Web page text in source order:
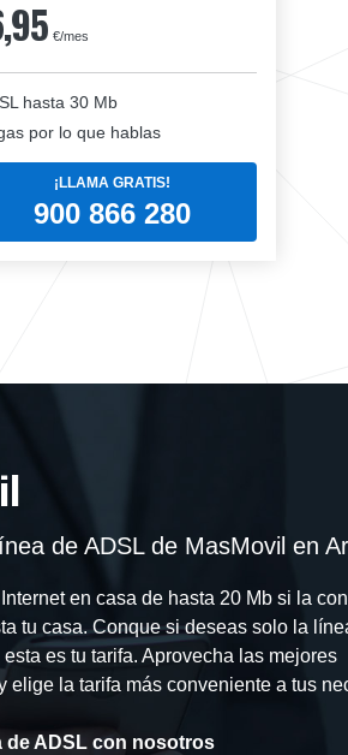
€/mes
hasta 30 Mb
por lo que hablas
¡LLAMA GRATIS!
900 866 280
de ADSL de MasMovil en
en casa de hasta 20 Mb si la
tu casa. Conque si deseas solo la
es tu tarifa. Aprovecha las mejores
elige la tarifa más conveniente a tus
de ADSL con nosotros